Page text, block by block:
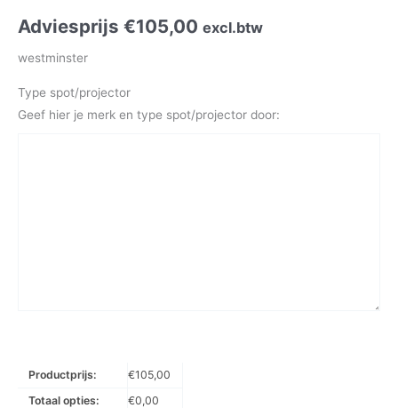
Adviesprijs €105,00 excl.btw
westminster
Type spot/projector
Geef hier je merk en type spot/projector door:
Productprijs: €105,00
Totaal opties:
€0,00